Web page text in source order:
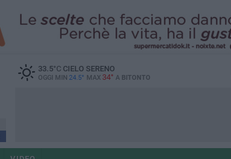
33.5°CCIELO SERENO
OGGI MIN 24.5° MAX 34° A BITONTO